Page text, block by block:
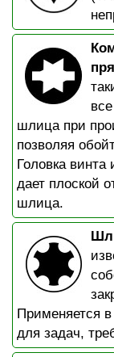
шлица при
позволяя
Головка винта
дает плоской
шлица.
Применяется
для задач,